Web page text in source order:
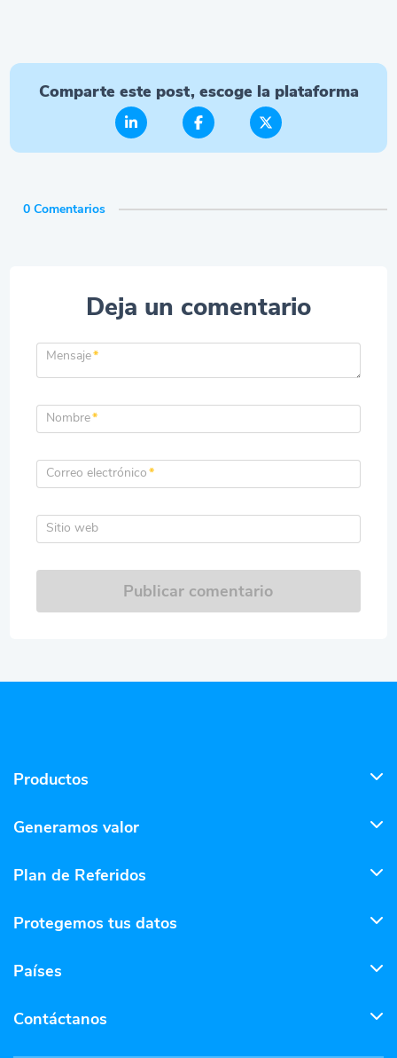
Comparte este post, escoge la plataforma
0 Comentarios
Deja un comentario
Mensaje*
Nombre*
Correo electrónico*
Sitio web
Publicar comentario
Productos
Generamos valor
Plan de Referidos
Protegemos tus datos
Países
Contáctanos